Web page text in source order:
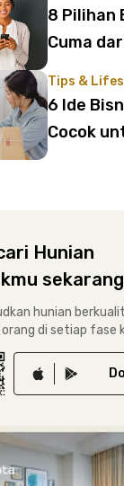
8 Pilihan
Cuma
Tips &
6 Ide
Cocok
Hunian
hunian
di setiap fase